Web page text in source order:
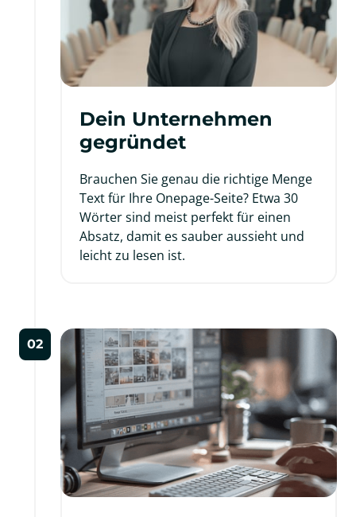
Dein Unternehmen
gegründet
Brauchen Sie genau die richtige Menge
Text für Ihre Onepage-Seite? Etwa 30
Wörter sind meist perfekt für einen
Absatz, damit es sauber aussieht und
leicht zu lesen ist.
02